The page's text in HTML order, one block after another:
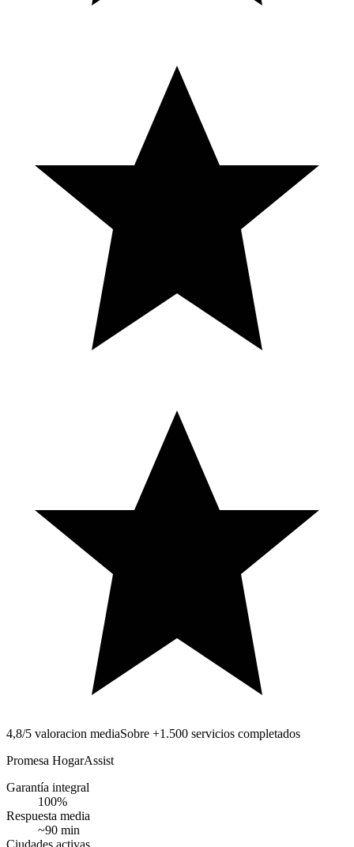
4,8/5 valoracion mediaSobre +1.500 servicios completados
Promesa HogarAssist
Garantía integral
100%
Respuesta media
~90 min
Ciudades activas